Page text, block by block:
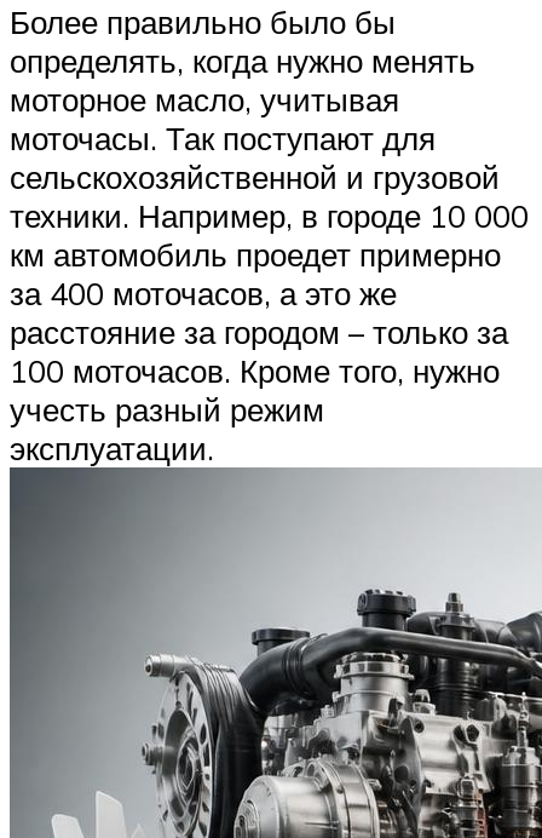
Более правильно было бы
определять, когда нужно менять
моторное масло, учитывая
моточасы. Так поступают для
сельскохозяйственной и грузовой
техники. Например, в городе 10 000
км автомобиль проедет примерно
за 400 моточасов, а это же
расстояние за городом – только за
100 моточасов. Кроме того, нужно
учесть разный режим
эксплуатации.